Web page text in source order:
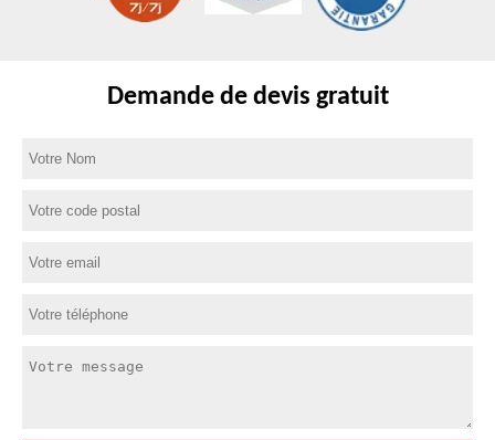
Demande de devis gratuit